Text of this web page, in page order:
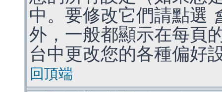
中。要修改它們請點選
外，一般都顯示在每頁
台中更改您的各種偏好
回頂端